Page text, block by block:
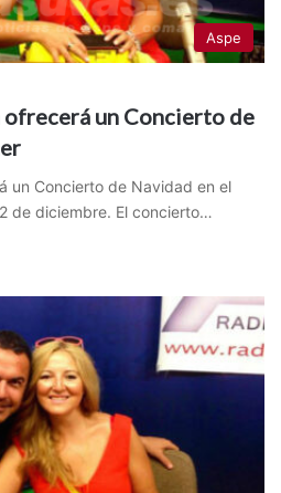
Aspe
un Concierto de
un Concierto de Navidad en el
de diciembre. El concierto…